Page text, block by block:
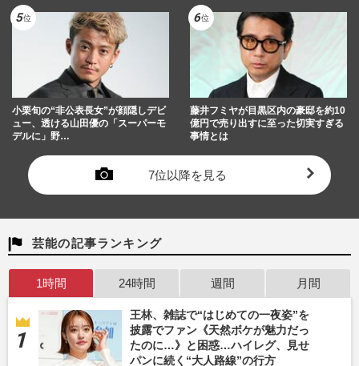
小栗旬の“非公表長女”が顔隠しデビ
ュー、透ける山田優の「スーパーモ
デルに」野…
藤井フミヤが目黒区内の豪邸を約10
億円で売り出すに至った切実すぎる
事情とは
7位以降を見る
芸能の記事ランキング
1時間 24時間 週間 月間
王林、雑誌で“はじめての一夜姿”を
披露でファン《天然ボケが魅力だっ
たのに…》と困惑…ハイレグ、見せ
パンに続く“大人路線”の行方